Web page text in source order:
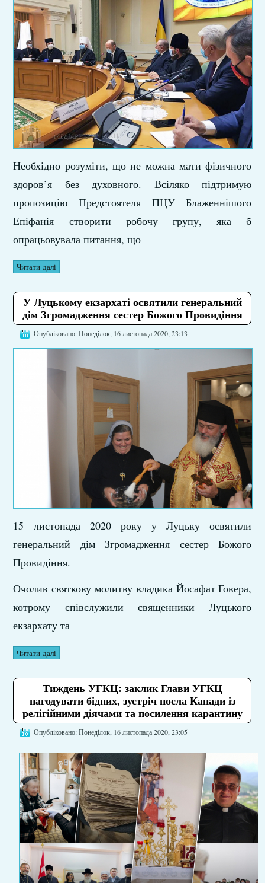
Необхідно розуміти, що не можна мати фізичного
здоров’я без духовного. Всіляко підтримую
пропозицію Предстоятеля ПЦУ Блаженнішого
Епіфанія створити робочу групу, яка б
опрацьовувала питання, що
Читати далі
У Луцькому екзархаті освятили генеральний
дім Згромадження сестер Божого Провидіння
Опубліковано: Понеділок, 16 листопада 2020, 23:13
15 листопада 2020 року у Луцьку освятили
генеральний дім Згромадження сестер Божого
Провидіння.
Очолив святкову молитву владика Йосафат Говера,
котрому співслужили священники Луцького
екзархату та
Читати далі
Тиждень УГКЦ: заклик Глави УГКЦ
нагодувати бідних, зустріч посла Канади із
релігійними діячами та посилення карантину
Опубліковано: Понеділок, 16 листопада 2020, 23:05